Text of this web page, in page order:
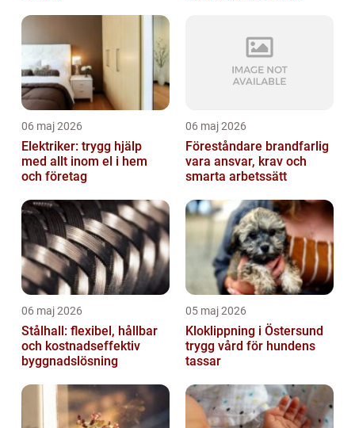
06 maj 2026
Elektriker: trygg hjälp
med allt inom el i hem
och företag
06 maj 2026
Föreståndare brandfarlig
vara ansvar, krav och
smarta arbetssätt
06 maj 2026
Stålhall: flexibel, hållbar
och kostnadseffektiv
byggnadslösning
05 maj 2026
Kloklippning i Östersund
trygg vård för hundens
tassar